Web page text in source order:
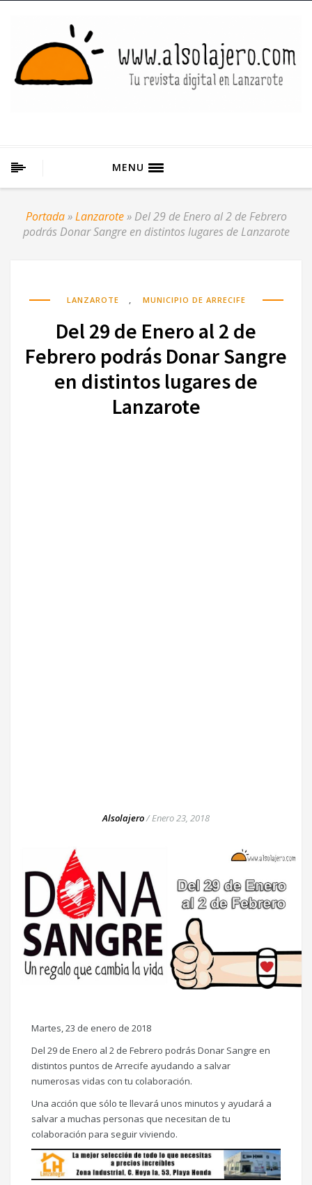
MENU
Portada»Lanzarote» Del 29 de Enero al 2 de Febrero
podrás Donar Sangre en distintos lugares de Lanzarote
LANZAROTE , MUNICIPIO DE ARRECIFE
Del 29 de Enero al 2 de
Febrero podrás Donar Sangre
en distintos lugares de
Lanzarote
Alsolajero/Enero 23, 2018
Martes, 23 de enero de 2018
Del 29 de Enero al 2 de Febrero podrás Donar Sangre en
distintos puntos de Arrecife ayudando a salvar
numerosas vidas con tu colaboración.
Una acción que sólo te llevará unos minutos y ayudará a
salvar a muchas personas que necesitan de tu
colaboración para seguir viviendo.